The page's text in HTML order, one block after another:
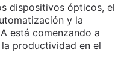
dispositivos ópticos, el
y la
está comenzando a
productividad en el